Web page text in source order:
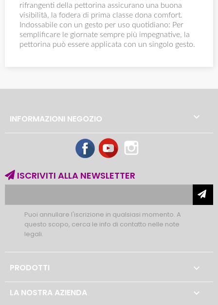
rifrangenti della pettorina assicurano una buona
visibilità, la fodera di prima classe dona comfort.
Indossabile con un gesto per uso quotidiano: Per
semplificare le giornate sempre più impegnative, la
pettorina può essere applicata con un singolo gesto.
INFORMAZIONI NEGOZIO 
FacebookYouTube
ISCRIVITI ALLA NEWSLETTER
Puoi annullare l'iscrizione in qualsiasi momento. A
questo scopo, cerca le info di contatto nelle note
legali.
PRODOTTI 
LA NOSTRA AZIENDA 